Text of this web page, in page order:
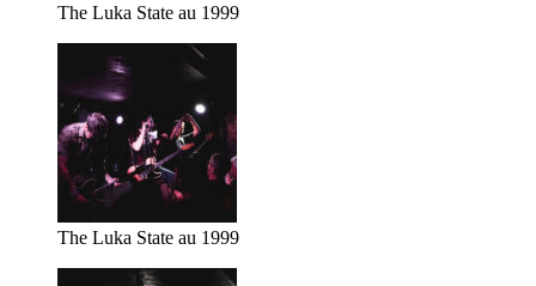
The Luka State au 1999
The Luka State au 1999